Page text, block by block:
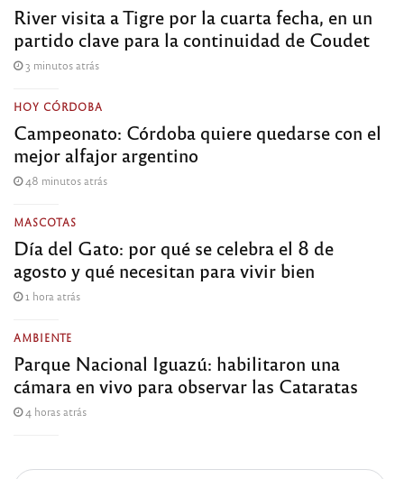
River visita a Tigre por la cuarta fecha, en un
partido clave para la continuidad de Coudet
3 minutos atrás
HOY CÓRDOBA
Campeonato: Córdoba quiere quedarse con el
mejor alfajor argentino
48 minutos atrás
MASCOTAS
Día del Gato: por qué se celebra el 8 de
agosto y qué necesitan para vivir bien
1 hora atrás
AMBIENTE
Parque Nacional Iguazú: habilitaron una
cámara en vivo para observar las Cataratas
4 horas atrás